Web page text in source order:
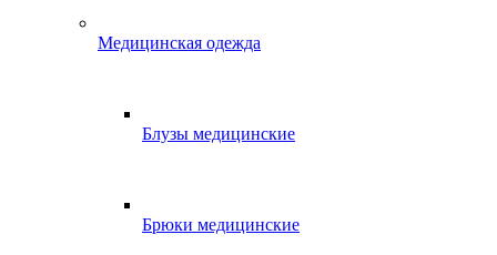
Медицинская одежда
Блузы медицинские
Брюки медицинские